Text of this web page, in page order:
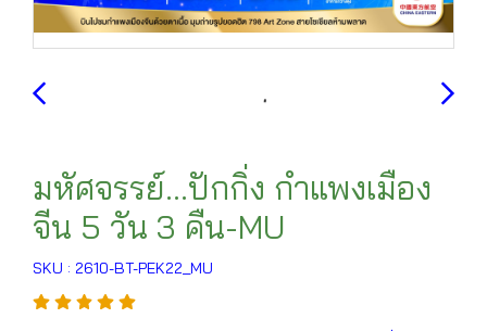
มหัศจรรย์...ปักกิ่ง กำแพงเมือง
จีน 5 วัน 3 คืน-MU
SKU : 2610-BT-PEK22_MU